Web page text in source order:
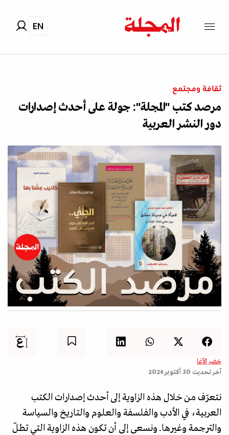
EN
ثقافة ومجتمع
مرصد كتب "المجلة": جولة على أحدث إصدارات
دور النشر العربية
خضر الآغا
آخر تحديث 30 أكتوبر 2024
نتعرّف من خلال هذه الزاوية إلى أحدث إصدارات الكتب
العربية، في الأدب والفلسفة والعلوم والتاريخ والسياسة
والترجمة وغيرها. ونسعى إلى أن تكون هذه الزاوية التي تطلّ